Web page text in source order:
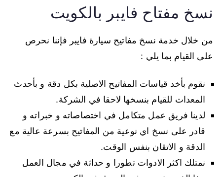
نسخ مفتاح فايبر بالكويت
من خلال خدمة نسخ مفاتيح سيارة فايبر فإننا نحرص
على القيام بما يلي :
نقوم بأخد قياسات المفاتيح الاصلية بكل دقة و بأحدث
المعدات للقيام بنسخها لاحقا في الشركة.
لدينا فريق عمل متكامل في اختصاصاته و خبراته و
قادر على نسخ اي نوعية من المفاتيح بسرعة عالية مع
الدقة و الاتقان بنفس الوقت.
نمتلك اكثر الادوات تطورا و حداثة في مجال العمل